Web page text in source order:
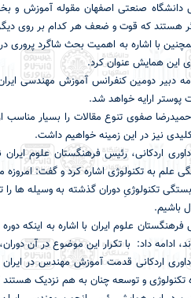
دانشگاه صنعتی اصفهان مقوله آموزش و
هستند که قوت و ضعف هر کدام بر روی
با اشاره به اهمیت بحث شاگرد پروری
این همایش عنوان کرد.
پوستر ارایه خواهد شد.
نیز در این زمینه خواهیم داشت.
اردکانی، رئیس فرهنگستان علوم
علم به تکنولوژی اشاره کرد و گفت: امروزه
تکنولوژیِ دوران گذشته به وسیله ها را
باشیم.
فرهنگستان علوم ایران با اشاره به اینکه
ادامه داد: با تکرار این موضوع در آن
تکنولوژی و توسعه چنان به هم نزدیک